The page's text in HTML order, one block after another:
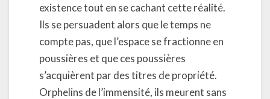
existence tout en se cachant cette réalité.
Ils se persuadent alors que le temps ne
compte pas, que l’espace se fractionne en
poussières et que ces poussières
s’acquièrent par des titres de propriété.
Orphelins de l’immensité, ils meurent sans